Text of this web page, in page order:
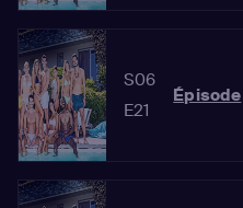
S06
E21
Épisode